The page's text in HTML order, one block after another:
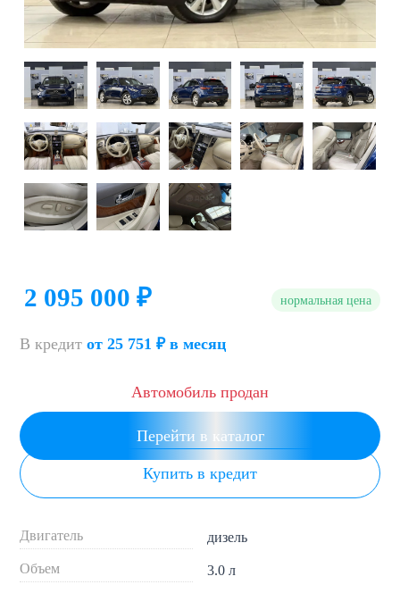
2 095 000 ₽ нормальная цена
В кредит от 25 751 ₽ в месяц
Автомобиль продан
Перейти в каталог
Купить в кредит
Двигатель дизель
Объем 3.0 л